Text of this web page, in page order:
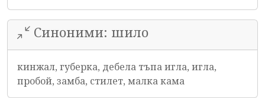
Синоними: шило
кинжал, губерка, дебела тъпа игла, игла,
пробой, замба, стилет, малка кама